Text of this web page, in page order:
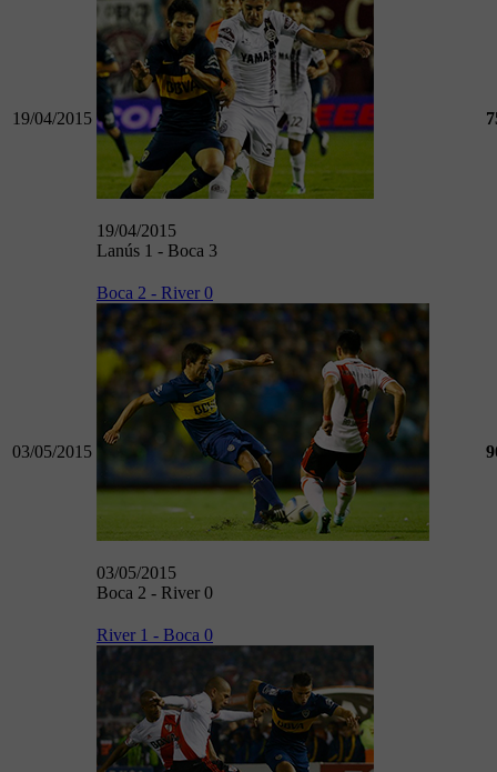
19/04/2015
19/04/2015
Lanús 1 - Boca 3
03/05/2015
Boca 2 - River 0
03/05/2015
Boca 2 - River 0
River 1 - Boca 0